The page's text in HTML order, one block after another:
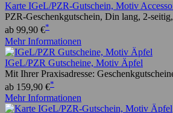
Karte IGeL/PZR-Gutschein, Motiv
PZR-Geschenkgutschein, Din lang, 2-
ab 99,90 €*
Mehr Informationen
IGeL/PZR Gutscheine, Motiv Äpfel
Mit Ihrer Praxisadresse:
ab 159,90 €*
Mehr Informationen